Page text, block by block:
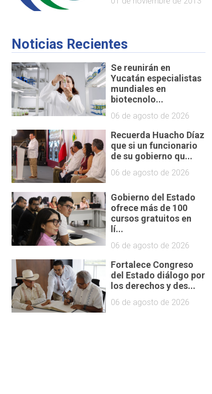
Noticias Recientes
Se reunirán en
Yucatán especialistas
mundiales en
biotecnolo...
06 de agosto de 2026
Recuerda Huacho Díaz
que si un funcionario
de su gobierno qu...
06 de agosto de 2026
Gobierno del Estado
ofrece más de 100
cursos gratuitos en
lí...
06 de agosto de 2026
Fortalece Congreso
del Estado diálogo por
los derechos y des...
06 de agosto de 2026